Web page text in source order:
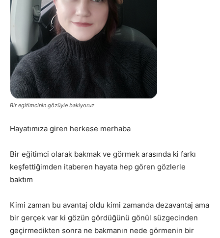
Bir egitimcinin gözüyle bakiyoruz
Hayatımıza giren herkese merhaba
Bir eğitimci olarak bakmak ve görmek arasında ki farkı
keşfettiğimden itaberen hayata hep gören gözlerle
baktım
Kimi zaman bu avantaj oldu kimi zamanda dezavantaj ama
bir gerçek var ki gözün gördüğünü gönül süzgecinden
geçirmedikten sonra ne bakmanın nede görmenin bir